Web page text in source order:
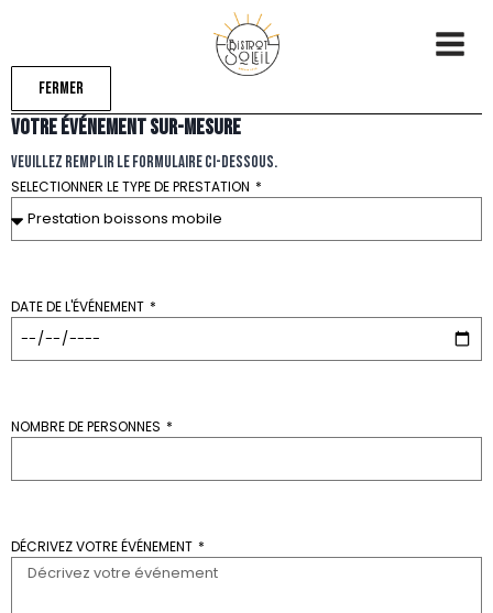
Fermer
VOTRE ÉVÉNEMENT SUR-MESURE
Veuillez remplir le formulaire ci-dessous.
SELECTIONNER LE TYPE DE PRESTATION
DATE DE L'ÉVÉNEMENT
NOMBRE DE PERSONNES
DÉCRIVEZ VOTRE ÉVÉNEMENT